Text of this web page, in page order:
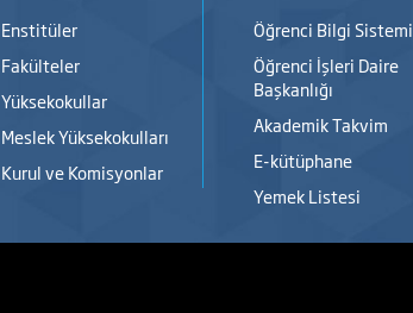
Enstitüler
Fakülteler
Yüksekokullar
Meslek Yüksekokulları
Kurul ve Komisyonlar
Öğrenci Bilgi Sistemi
Öğrenci İşleri Daire
Başkanlığı
Akademik Takvim
E-kütüphane
Yemek Listesi